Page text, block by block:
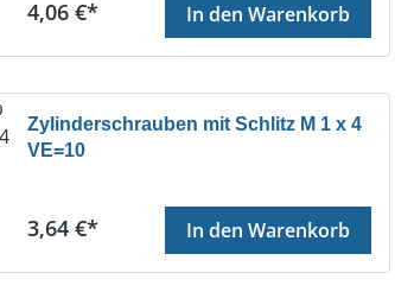
Regulärer Preis:
4,06 €* In den Warenkorb
Zylinderschrauben mit Schlitz M 1 x 4
VE=10
Regulärer Preis:
3,64 €* In den Warenkorb